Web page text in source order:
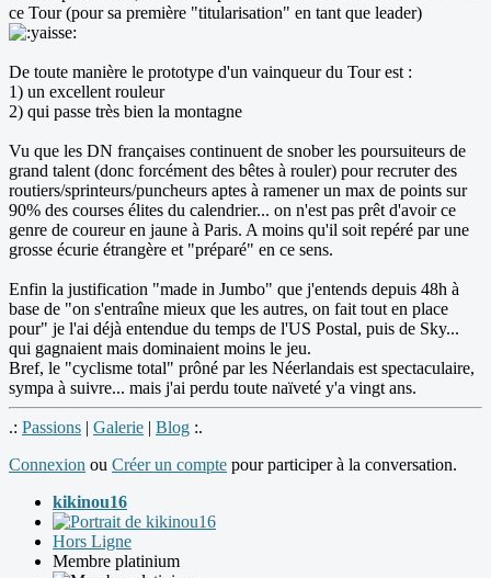
ce Tour (pour sa première "titularisation" en tant que leader)
De toute manière le prototype d'un vainqueur du Tour est :
1) un excellent rouleur
2) qui passe très bien la montagne
Vu que les DN françaises continuent de snober les poursuiteurs de
grand talent (donc forcément des bêtes à rouler) pour recruter des
routiers/sprinteurs/puncheurs aptes à ramener un max de points sur
90% des courses élites du calendrier... on n'est pas prêt d'avoir ce
genre de coureur en jaune à Paris. A moins qu'il soit repéré par une
grosse écurie étrangère et "préparé" en ce sens.
Enfin la justification "made in Jumbo" que j'entends depuis 48h à
base de "on s'entraîne mieux que les autres, on fait tout en place
pour" je l'ai déjà entendue du temps de l'US Postal, puis de Sky...
qui gagnaient mais dominaient moins le jeu.
Bref, le "cyclisme total" prôné par les Néerlandais est spectaculaire,
sympa à suivre... mais j'ai perdu toute naïveté y'a vingt ans.
.: Passions | Galerie | Blog :.
Connexion ou Créer un compte pour participer à la conversation.
kikinou16
Hors Ligne
Membre platinium